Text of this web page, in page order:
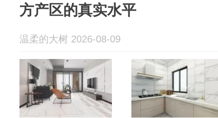
方产区的真实水平
温柔的大树 2026-08-09